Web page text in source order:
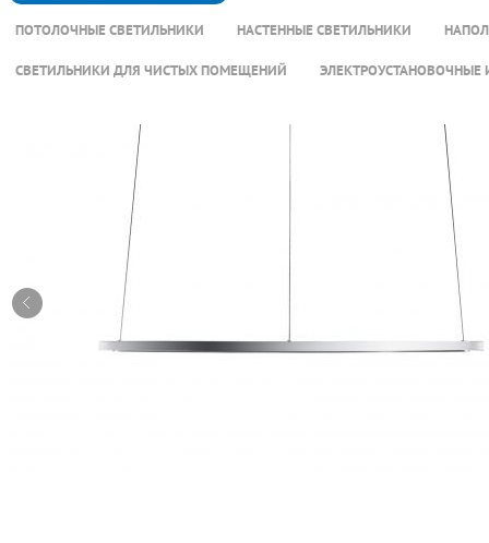
ПОТОЛОЧНЫЕ СВЕТИЛЬНИКИ НАСТЕННЫЕ СВЕТИЛЬНИКИ
СВЕТИЛЬНИКИ ДЛЯ ЧИСТЫХ ПОМЕЩЕНИЙ ЭЛЕКТРОУСТАНОВОЧНЫЕ